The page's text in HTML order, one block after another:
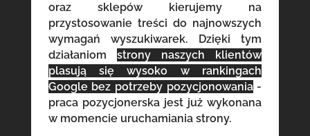
oraz sklepów kierujemy na
przystosowanie treści do najnowszych
wymagań wyszukiwarek. Dzięki tym
działaniom strony naszych klientów
plasują się wysoko w rankingach
Google bez potrzeby pozycjonowania-
praca pozycjonerska jest już wykonana
w momencie uruchamiania strony.